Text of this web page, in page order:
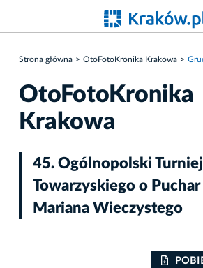
Strona główna OtoFotoKronika Krakowa
OtoFotoKronika
Krakowa
45. Ogólnopolski Turniej
Towarzyskiego o
Mariana Wieczystego